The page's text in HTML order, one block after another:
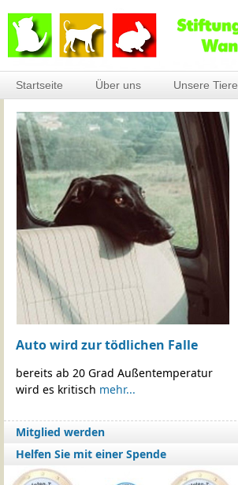
Startseite Über uns Unsere Tiere
Auto wird zur tödlichen Falle
bereits ab 20 Grad Außentemperatur
wird es kritisch mehr...
Mitglied werden
Helfen Sie mit einer Spende